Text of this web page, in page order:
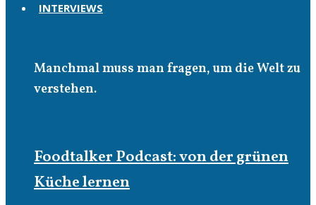
INTERVIEWS
Manchmal muss man fragen, um die Welt zu
verstehen.
Foodtalker Podcast: von der grünen
Küche lernen